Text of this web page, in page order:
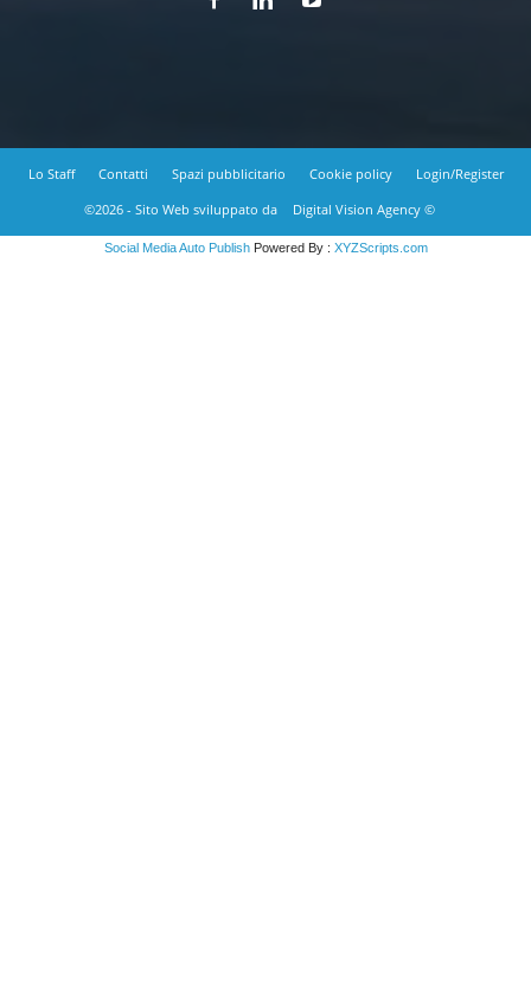
Lo Staff Contatti Spazi pubblicitario Cookie policy
Login/Register
©2026 - Sito Web sviluppato da
Digital Vision Agency ©
Social Media Auto PublishPowered By : XYZScripts.com